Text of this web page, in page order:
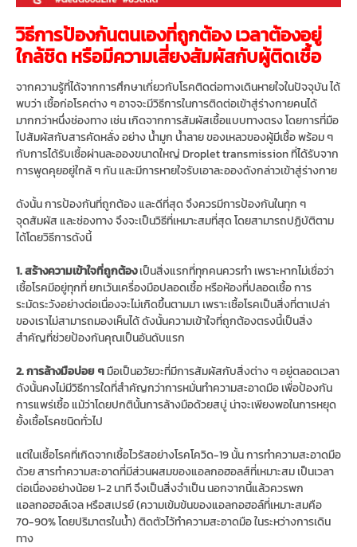
วิธีการป้องกันตนเองที่ถูกต้อง เวลาต้องอยู่
ใกล้ชิด หรือมีความเสี่ยงสัมผัสกับผู้ติดเชื้อ
จากความรู้ที่ได้จากการศึกษาเกี่ยวกับโรคติดต่อทางเดินหายใจในปัจจุบัน ได้
พบว่า เชื้อก่อโรคต่าง ๆ อาจจะมีวิธีการในการติดต่อเข้าสู่ร่างกายคนได้
มากกว่าหนึ่งช่องทาง เช่น เกิดจากการสัมผัสเชื้อแบบทางตรง โดยการที่มือ
ไปสัมผัสกับสารคัดหลั่ง อย่าง น้ำมูก น้ำลาย ของเหลวของผู้มีเชื้อ พร้อม ๆ
กับการได้รับเชื้อผ่านละอองขนาดใหญ่ Droplet transmission ที่ได้รับจาก
การพูดคุยอยู่ใกล้ ๆ กัน และมีการหายใจรับเอาละอองดังกล่าวเข้าสู่ร่างกาย
ดังนั้น การป้องกันที่ถูกต้อง และดีที่สุด จึงควรมีการป้องกันในทุก ๆ
จุดสัมผัส และช่องทาง จึงจะเป็นวิธีที่เหมาะสมที่สุด โดยสามารถปฏิบัติตาม
ได้โดยวิธีการดังนี้
1. สร้างความเข้าใจที่ถูกต้องเป็นสิ่งแรกที่ทุกคนควรทำ เพราะหากไม่เชื่อว่า
เชื้อโรคมีอยู่ทุกที่ ยกเว้นเครื่องมือปลอดเชื้อ หรือห้องที่ปลอดเชื้อ การ
ระมัดระวังอย่างต่อเนื่องจะไม่เกิดขึ้นตามมา เพราะเชื้อโรคเป็นสิ่งที่ตาเปล่า
ของเราไม่สามารถมองเห็นได้ ดังนั้นความเข้าใจที่ถูกต้องตรงนี้เป็นสิ่ง
สำคัญที่ช่วยป้องกันคุณเป็นอันดับแรก
2. การล้างมือบ่อย ๆ มือเป็นอวัยวะที่มีการสัมผัสกับสิ่งต่าง ๆ อยู่ตลอดเวลา
ดังนั้นคงไม่มีวิธีการใดที่สำคัญกว่าการหมั่นทำความสะอาดมือ เพื่อป้องกัน
การแพร่เชื้อ แม้ว่าโดยปกตินั้นการล้างมือด้วยสบู่ น่าจะเพียงพอในการหยุด
ยั้งเชื้อโรคชนิดทั่วไป
แต่ในเชื้อโรคที่เกิดจากเชื้อไวรัสอย่างโรคโควิด-19 นั้น การทำความสะอาดมือ
ด้วย สารทำความสะอาดที่มีส่วนผสมของแอลกอฮอลส์ที่เหมาะสม เป็นเวลา
ต่อเนื่องอย่างน้อย 1-2 นาที จึงเป็นสิ่งจำเป็น นอกจากนี้แล้วควรพก
แอลกอฮอล์เจล หรือสเปรย์ (ความเข้มข้นของแอลกอฮอล์ที่เหมาะสมคือ
70-90% โดยปริมาตรในน้ำ) ติดตัวไว้ทำความสะอาดมือ ในระหว่างการเดิน
ทาง